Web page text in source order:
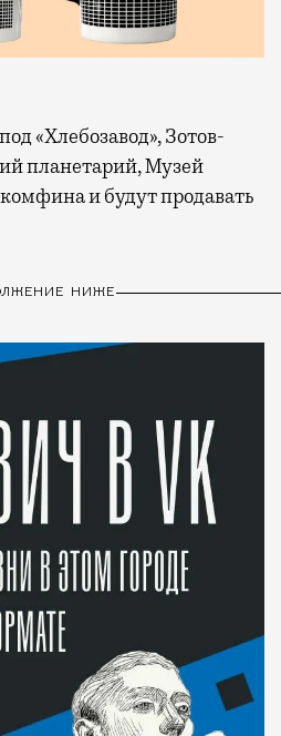
планетарий, Музей
и будут продавать
НИЖЕ